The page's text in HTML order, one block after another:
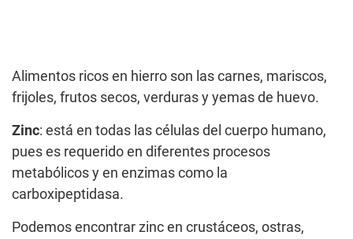
Alimentos ricos en hierro son las carnes, mariscos,
frijoles, frutos secos, verduras y yemas de huevo.
Zinc: está en todas las células del cuerpo humano,
pues es requerido en diferentes procesos
metabólicos y en enzimas como la
carboxipeptidasa.
Podemos encontrar zinc en crustáceos, ostras,